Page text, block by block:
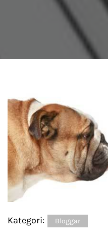
Kategori: Bloggar